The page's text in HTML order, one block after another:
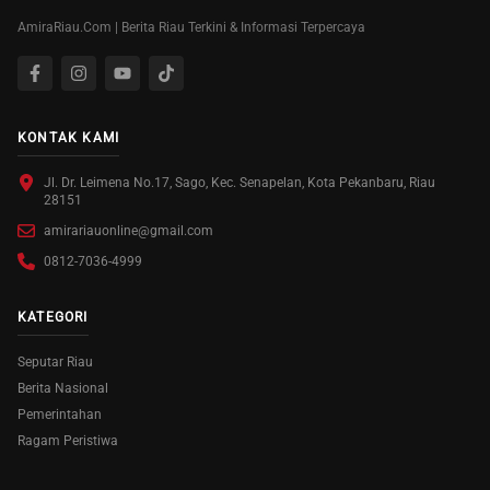
AmiraRiau.Com | Berita Riau Terkini & Informasi Terpercaya
KONTAK KAMI
Jl. Dr. Leimena No.17, Sago, Kec. Senapelan, Kota Pekanbaru, Riau
28151
amirariauonline@gmail.com
0812-7036-4999
KATEGORI
Seputar Riau
Berita Nasional
Pemerintahan
Ragam Peristiwa